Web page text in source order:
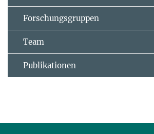
Forschungsgruppen
Team
Publikationen